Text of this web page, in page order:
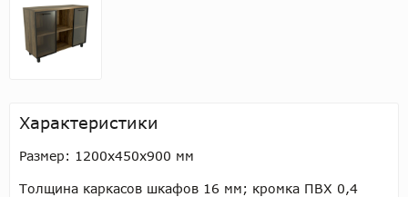
Характеристики
Размер: 1200х450х900 мм
Толщина каркасов шкафов 16 мм; кромка ПВХ 0,4